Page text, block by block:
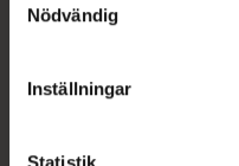
återkalla ditt samtycke
cookieinställningar. Ett
lagligheten av
Nödvändig
Inställningar
Vitaminer och